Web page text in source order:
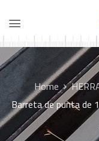
Home
Barreta de punta de